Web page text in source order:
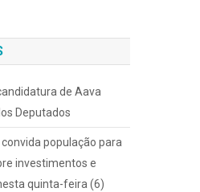
de Aava
Deputados
população para
investimentos e
quinta-feira (6)